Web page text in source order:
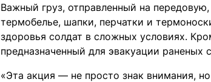
Важный груз, отправленный на
термобелье, шапки, перчатки и
здоровья солдат в сложных условиях.
предназначенный для эвакуации раненых
«Эта акция — не просто знак внимания,